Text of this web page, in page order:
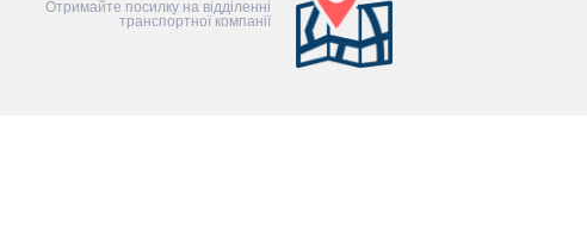
Отримайте посилку на відділенні
транспортної компанії